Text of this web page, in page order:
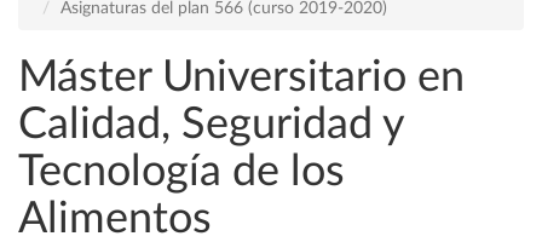
Asignaturas del plan 566 (curso 2019-2020)
Máster Universitario en
Calidad, Seguridad y
Tecnología de los
Alimentos